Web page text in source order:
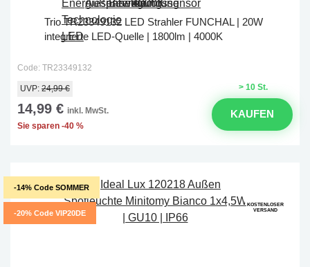
Trio TR23349132 LED Strahler FUNCHAL | 20W
integrierte LED-Quelle | 1800lm | 4000K
Code: TR23349132
> 10 St.
UVP: 24,99 €
14,99 € inkl. MwSt.
Sie sparen -40 %
KAUFEN
-14% Code SOMMER
-20% Code VIP20DE
KOSTENLOSER
VERSAND